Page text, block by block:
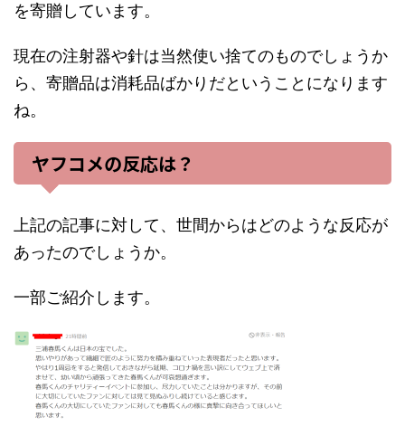
を寄贈しています。
現在の注射器や針は当然使い捨てのものでしょうか
ら、寄贈品は消耗品ばかりだということになります
ね。
ヤフコメの反応は？
上記の記事に対して、世間からはどのような反応が
あったのでしょうか。
一部ご紹介します。